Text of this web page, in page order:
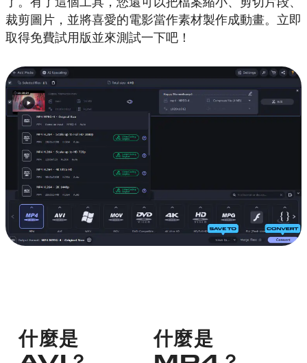
裁剪圖片，並將喜愛的電影當作素材製作成動畫。立即
取得免費試用版並來測試一下吧！
什麼是
什麼是